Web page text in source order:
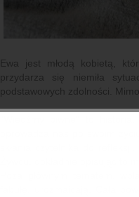
Ewa jest młodą kobietą,
przydarza się niemiła
podstawowych zdolności.
"Wiedźmy piwne" to
oprowadza nas po swoim
skłania czytelnika do
Żywcu, dokładnie opisując to
Poza głównym tematem,
fabułę, urozmaicają. Cała